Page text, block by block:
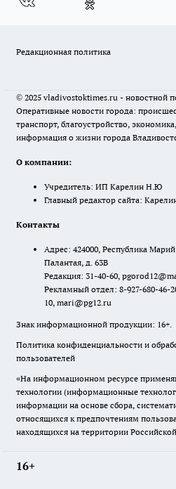
Редакционная политика
© 2025 vladivostoktimes.ru - новостной
Оперативные новости города:
транспорт, благоустройство,
информация о жизни города
О компании:
Учредитель: ИП Карелин Н.Ю
Главный редактор сайта:
Контакты
Адрес: 424000, Республика
Палантая, д. 63В
Редакция: 31-40-60,
Рекламный отдел: 8-927-680-46-
10, mari@pg12.ru
Знак информационной продукции: 16+.
Политика конфиденциальности и
пользователей
«На информационном ресурсе
технологии (информационные
информации на основе сбора,
относящихся к предпочтениям
находящихся на территории
16+